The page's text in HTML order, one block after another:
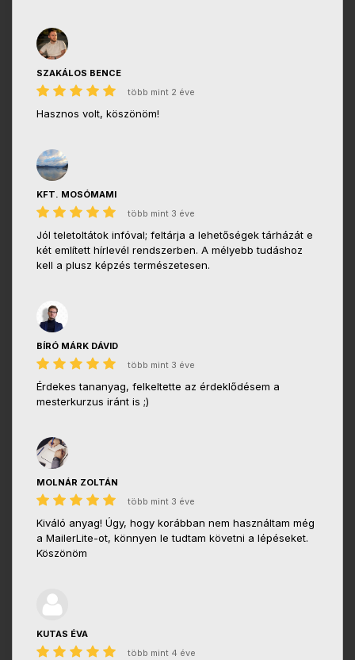
SZAKÁLOS BENCE
több mint 2 éve
Hasznos volt, köszönöm!
KFT. MOSÓMAMI
több mint 3 éve
Jól teletoltátok infóval; feltárja a lehetőségek tárházát e
két említett hírlevél rendszerben. A mélyebb tudáshoz
kell a plusz képzés természetesen.
BÍRÓ MÁRK DÁVID
több mint 3 éve
Érdekes tananyag, felkeltette az érdeklődésem a
mesterkurzus iránt is ;)
MOLNÁR ZOLTÁN
több mint 3 éve
Kiváló anyag! Úgy, hogy korábban nem használtam még
a MailerLite-ot, könnyen le tudtam követni a lépéseket.
Köszönöm
KUTAS ÉVA
több mint 4 éve